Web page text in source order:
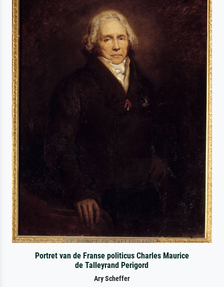
Portret van de Franse politicus Charles Maurice
de Talleyrand Perigord
Ary Scheffer